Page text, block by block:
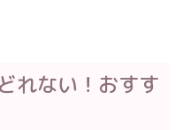
れない！おすす